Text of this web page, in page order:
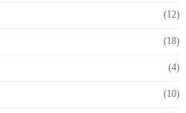
(12)
(18)
(4)
(10)